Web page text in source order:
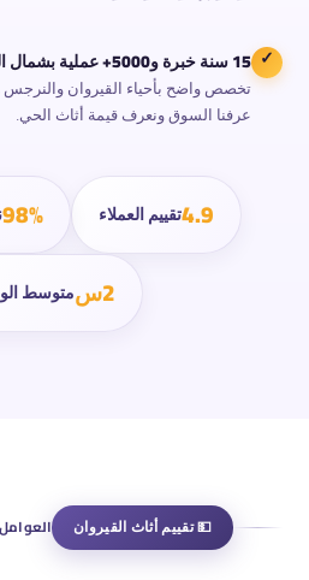
✓ 15 سنة خبرة و5000+ عملية بشمال الرياض
تخصص واضح بأحياء القيروان والنرجس
عرفنا السوق ونعرف قيمة أثاث الحي.
4.9تقييم العملاء 98%
2س متوسط
💵 تقييم أثاث القيروان العوامل الـ8 اللي